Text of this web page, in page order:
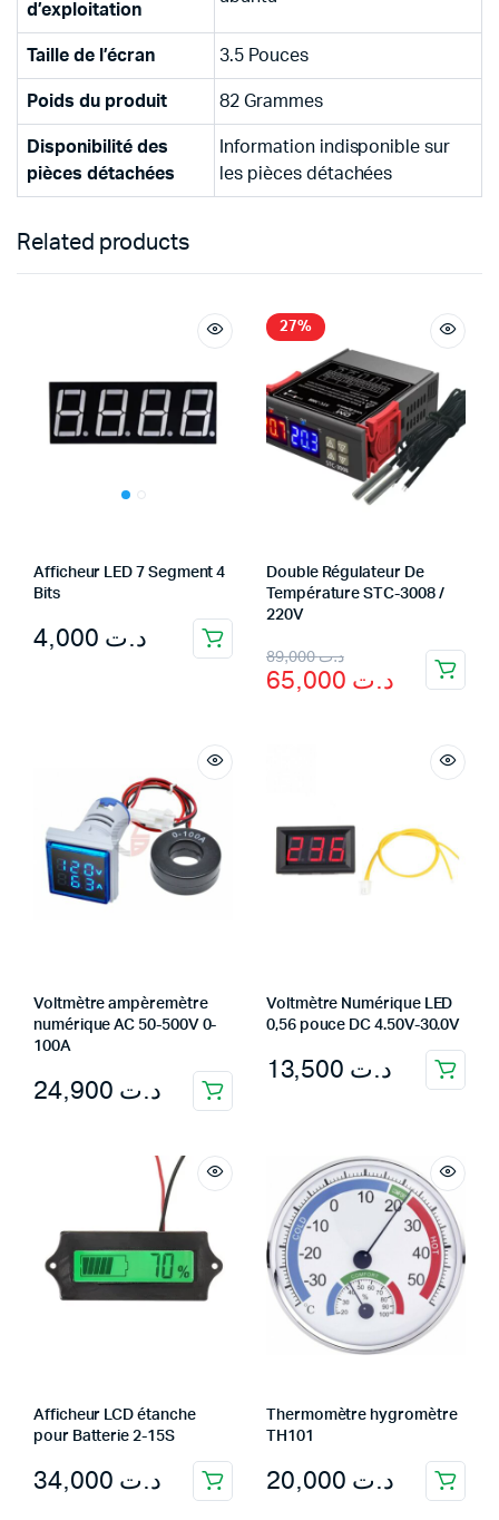
d’exploitation
Taille de l’écran ‎3.5 Pouces
Poids du produit ‎82 Grammes
Disponibilité des
pièces détachées
‎Information indisponible sur
les pièces détachées
Related products
Afficheur LED 7 Segment 4
Bits
د.ت
27%
Double Régulateur De
Température STC-3008 /
220V
د.ت89,000
Original
price
د.ت
Current
price
Voltmètre ampèremètre
numérique AC 50-500V 0-
100A
د.ت
Voltmètre Numérique LED
0,56 pouce DC 4.50V-30.0V
د.ت
Afficheur LCD étanche
pour Batterie 2-15S
د.ت
Thermomètre hygromètre
TH101
د.ت